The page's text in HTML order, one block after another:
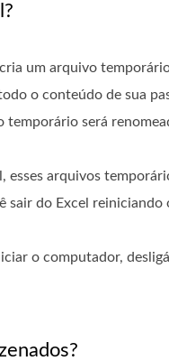
um arquivo
o conteúdo de sua
será
esses arquivos
do Excel
o computador,